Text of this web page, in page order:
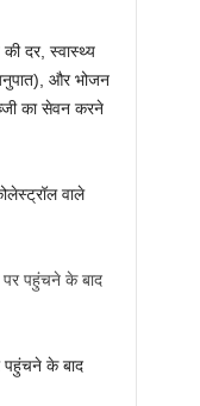
दर, स्वास्थ्य
और भोजन
का सेवन करने
वाले
पहुंचने के बाद